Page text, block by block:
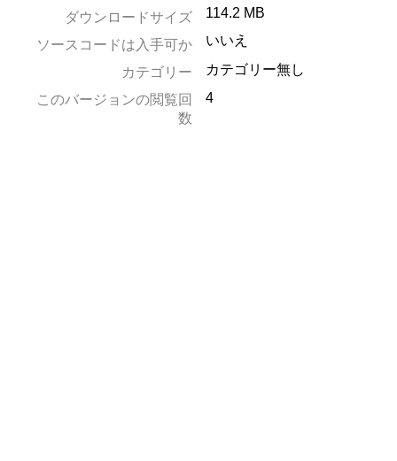
ダウンロードサイズ 114.2 MB
ソースコードは入手可か いいえ
カテゴリー
カテゴリー無し
このバージョンの閲覧回
数
4